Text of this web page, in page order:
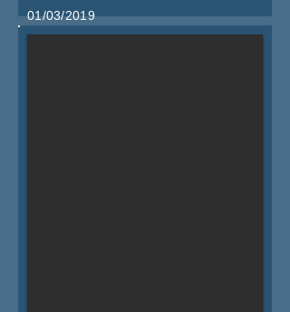
01/03/2019
Iktar dettalji fil-powster